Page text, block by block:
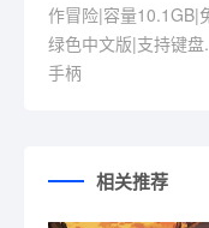
作冒险|容量10.1GB|
绿色中文版|支持键盘
手柄
相关推荐